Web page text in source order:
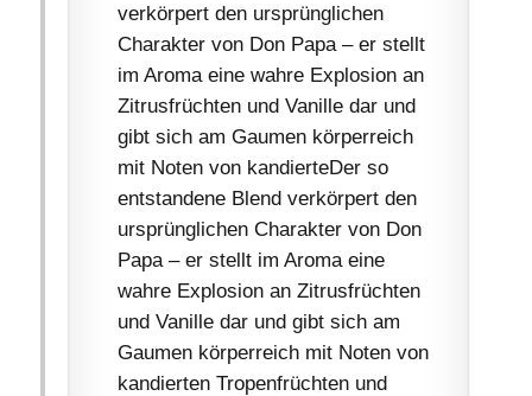
verkörpert den ursprünglichen
Charakter von Don Papa – er stellt
im Aroma eine wahre Explosion an
Zitrusfrüchten und Vanille dar und
gibt sich am Gaumen körperreich
mit Noten von kandierteDer so
entstandene Blend verkörpert den
ursprünglichen Charakter von Don
Papa – er stellt im Aroma eine
wahre Explosion an Zitrusfrüchten
und Vanille dar und gibt sich am
Gaumen körperreich mit Noten von
kandierten Tropenfrüchten und